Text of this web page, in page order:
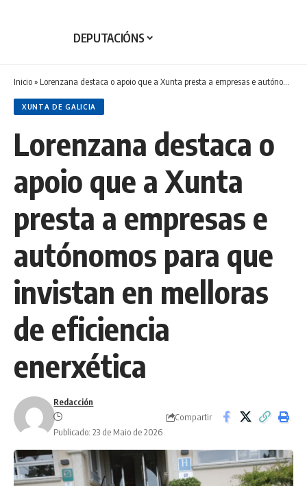
DEPUTACIÓNS
Inicio» Lorenzana destaca o apoio que a Xunta presta a empresas e autónomos para que invistan en melloras de eficiencia enerxética
XUNTA DE GALICIA
Lorenzana destaca o
apoio que a Xunta
presta a empresas e
autónomos para que
invistan en melloras
de eficiencia
enerxética
Redacción
Publicado: 23 de Maio de 2026
Compartir